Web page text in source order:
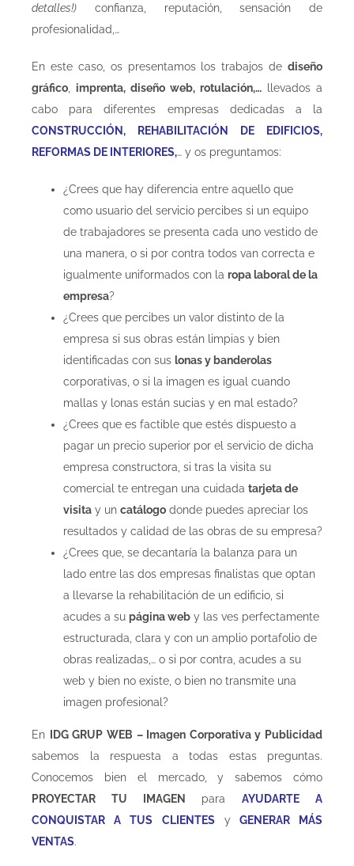
detalles!) confianza, reputación, sensación de
profesionalidad,…
En este caso, os presentamos los trabajos de diseño
gráfico
imprenta, diseño web, rotulación,… llevados a
cabo para diferentes empresas dedicadas a la
CONSTRUCCIÓN, REHABILITACIÓN DE EDIFICIOS,
REFORMAS DE INTERIORES,… y os preguntamos:
¿Crees que hay diferencia entre aquello que
como usuario del servicio percibes si un equipo
de trabajadores se presenta cada uno vestido de
una manera, o si por contra todos van correcta e
igualmente uniformados con la ropa laboral de la
empresa?
¿Crees que percibes un valor distinto de la
empresa si sus obras están limpias y bien
identificadas con sus lonas y banderolas
corporativas, o si la imagen es igual cuando
mallas y lonas están sucias y en mal estado?
¿Crees que es factible que estés dispuesto a
pagar un precio superior por el servicio de dicha
empresa constructora, si tras la visita su
comercial te entregan una cuidada tarjeta de
visita y un catálogo donde puedes apreciar los
resultados y calidad de las obras de su empresa?
¿Crees que, se decantaría la balanza para un
lado entre las dos empresas finalistas que optan
a llevarse la rehabilitación de un edificio, si
acudes a su página web y las ves perfectamente
estructurada, clara y con un amplio portafolio de
obras realizadas,… o si por contra, acudes a su
web y bien no existe, o bien no transmite una
imagen profesional?
En
IDG GRUP WEB – Imagen Corporativa y Publicidad
sabemos la respuesta a todas estas preguntas.
Conocemos bien el mercado, y sabemos cómo
PROYECTAR TU IMAGEN para AYUDARTE A
CONQUISTAR A TUS CLIENTESy GENERAR MÁS
VENTAS.